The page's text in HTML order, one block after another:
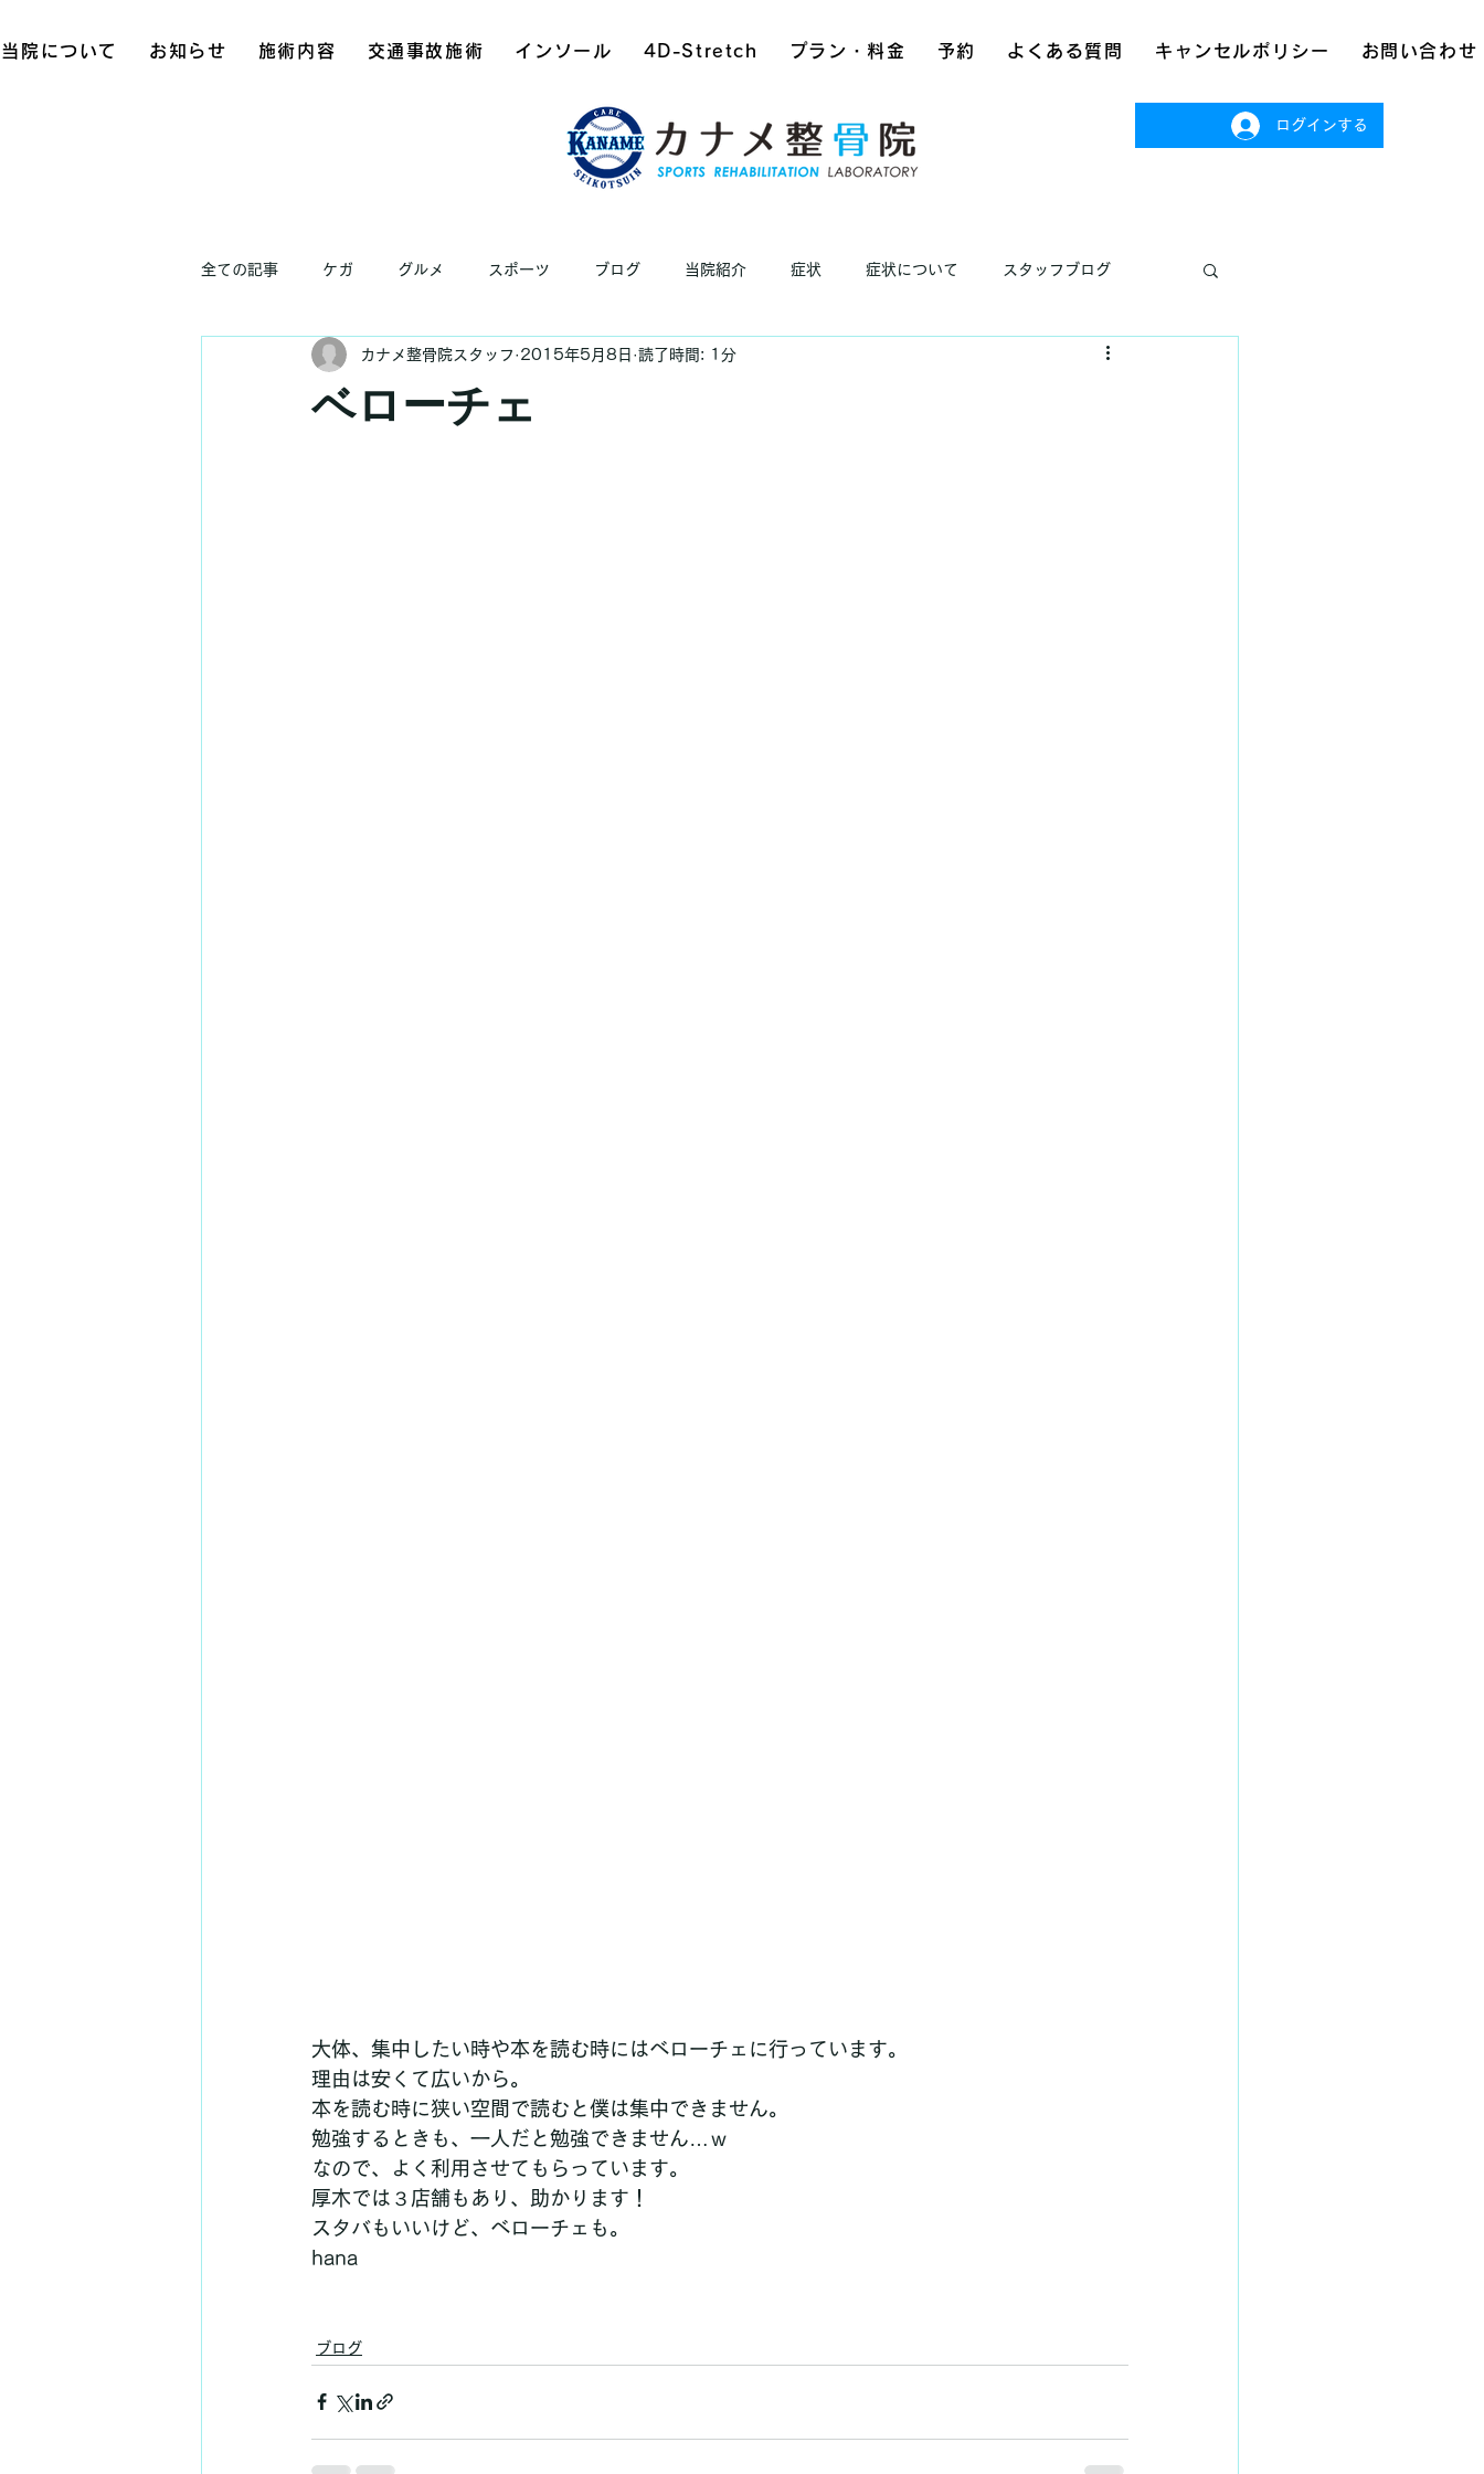
当院について お知らせ 施術内容 交通事故施術 インソール 4D-Stretch プラン・料金 予約 よくある質問 キャンセルポリシー お問い合わせ
ログインする
全ての記事 ケガ グルメ スポーツ ブログ 当院紹介 症状 症状について スタッフブログ
ベローチェ
カナメ整骨院スタッフ 2015年5月8日 読了時間: 1分
大体、集中したい時や本を読む時にはベローチェに行っています。
理由は安くて広いから。
本を読む時に狭い空間で読むと僕は集中できません。
勉強するときも、一人だと勉強できません…ｗ
なので、よく利用させてもらっています。
厚木では３店舗もあり、助かります！
スタバもいいけど、ベローチェも。
hana
ブログ